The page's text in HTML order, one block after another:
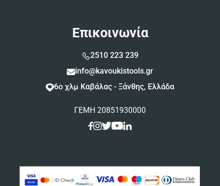
Επικοινωνία
2510 223 239
info@kavoukistools.gr
6ο χλμ Καβάλας - Ξάνθης, Ελλάδα
ΓΕΜΗ 20851930000